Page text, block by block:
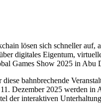
lösen sich schneller auf,
digitales Eigentum,
Games Show 2025 in
bahnbrechende
Dezember 2025 werden
der interaktiven